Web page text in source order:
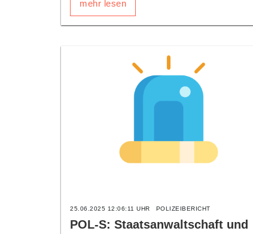
mehr lesen
25.06.2025 12:06:11 UHR POLIZEIBERICHT
POL-S: Staatsanwaltschaft und